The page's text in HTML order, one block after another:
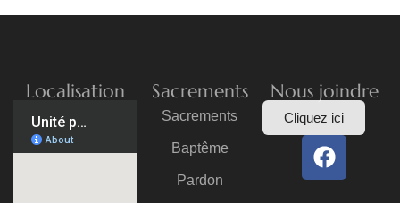
Localisation Sacrements
Sacrements
Baptême
Pardon
Nous joindre
Cliquez ici